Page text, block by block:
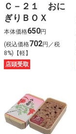
Ｃ－２１ おに
ぎりＢＯＸ
本体価格650円
(税込価格702円／税
8%)【軽】
店頭受取